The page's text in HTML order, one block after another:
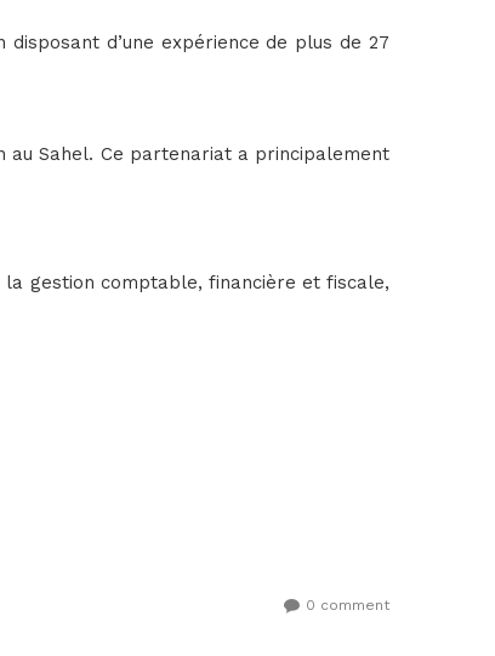
disposant d’une expérience de plus de 27
au Sahel. Ce partenariat a principalement
la gestion comptable, financière et fiscale,
0 comment